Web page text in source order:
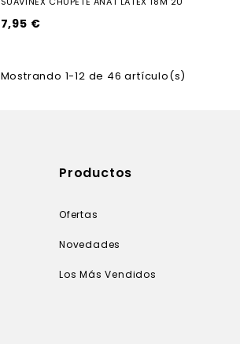
7,95 €
Mostrando 1-12 de 46 artículo(s)
Productos
Ofertas
Novedades
Los Más Vendidos